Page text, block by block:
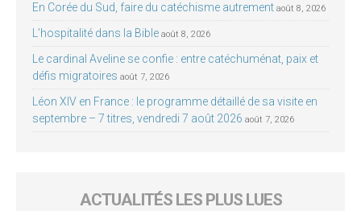
En Corée du Sud, faire du catéchisme autrement août 8, 2026
L’hospitalité dans la Bible août 8, 2026
Le cardinal Aveline se confie : entre catéchuménat, paix et
défis migratoires août 7, 2026
Léon XIV en France : le programme détaillé de sa visite en
septembre – 7 titres, vendredi 7 août 2026 août 7, 2026
ACTUALITÉS LES PLUS LUES